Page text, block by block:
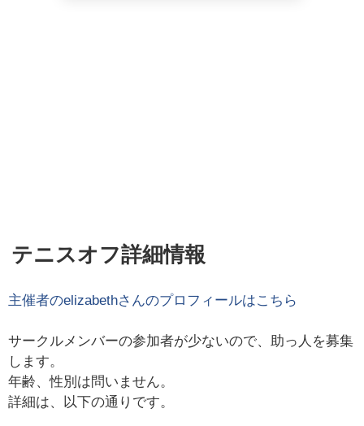
テニスオフ詳細情報
主催者のelizabethさんのプロフィールはこちら
サークルメンバーの参加者が少ないので、助っ人を募集
します。
年齢、性別は問いません。
詳細は、以下の通りです。